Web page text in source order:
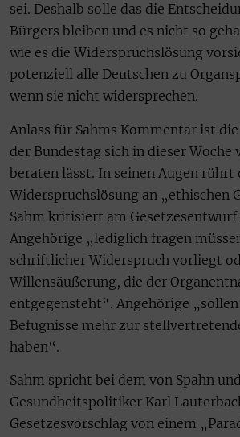
sei. Deshalb solle das die
Bürgers bleiben und es nicht so
wie es die Widerspruchslösung
potenziell alle Deutschen zu
wenn sie nicht widersprechen.
Anlass für Sahms Kommentar ist die
der Bundestag sich in dieser Woche
beraten lässt. In seinen Augen rührt
Widerspruchslösung an „ethischen
Sahm kritisiert am Gesetzesentwurf
Angehörige „lediglich fragen
schriftlicher Widerspruch vorliegt
Willensäußerung, die der
entgegensteht“. Angehörige
Befugnisse mehr zur
haben“.
Sahm spricht bei dem von Spahn
Gesundheitspolitiker Karl
Gesetzesvorschlag von einem